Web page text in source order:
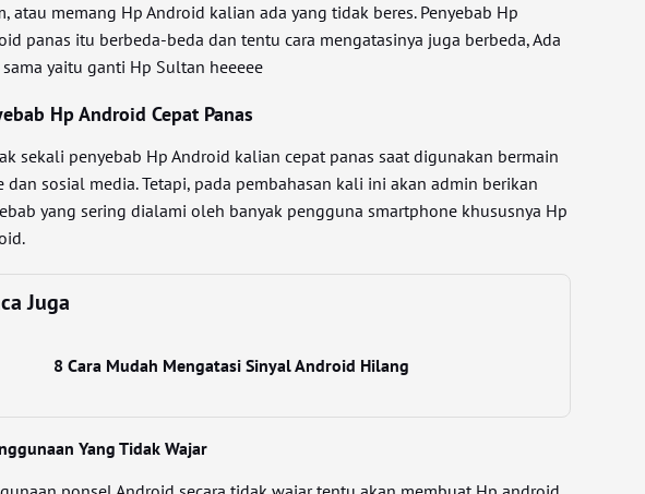
atau memang Hp Android kalian ada yang tidak beres. Penyebab Hp
panas itu berbeda-beda dan tentu cara mengatasinya juga berbeda, Ada
yaitu ganti Hp Sultan heeeee
Hp Android Cepat Panas
sekali penyebab Hp Android kalian cepat panas saat digunakan bermain
dan sosial media. Tetapi, pada pembahasan kali ini akan admin berikan
yang sering dialami oleh banyak pengguna smartphone khususnya Hp
Juga
8 Cara Mudah Mengatasi Sinyal Android Hilang
Yang Tidak Wajar